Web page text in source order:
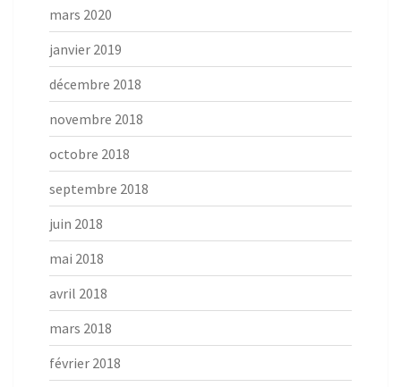
mars 2020
janvier 2019
décembre 2018
novembre 2018
octobre 2018
septembre 2018
juin 2018
mai 2018
avril 2018
mars 2018
février 2018